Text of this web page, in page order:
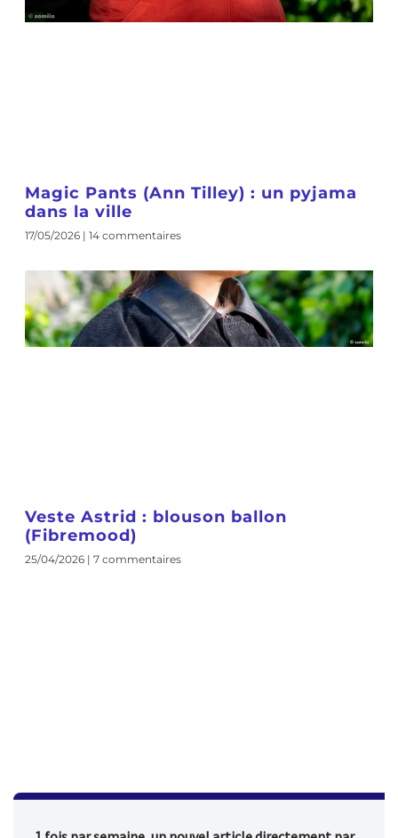
Magic Pants (Ann Tilley) : un pyjama
dans la ville
17/05/2026 14 commentaires
Veste Astrid : blouson ballon
(Fibremood)
25/04/2026 7 commentaires